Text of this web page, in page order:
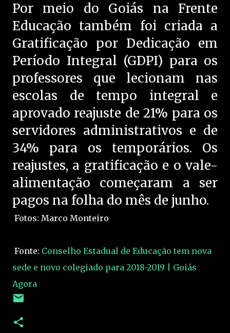
Por meio do Goiás na Frente
Educação também foi criada a
Gratificação por Dedicação em
Período Integral (GDPI) para os
professores que lecionam nas
escolas de tempo integral e
aprovado reajuste de 21% para os
servidores administrativos e de
34% para os temporários. Os
reajustes, a gratificação e o vale-
alimentação começaram a ser
pagos na folha do mês de junho.
Fotos: Marco Monteiro
Fonte: Conselho Estadual de Educação tem nova
sede e novo colegiado para 2018-2019 | Goiás
Agora